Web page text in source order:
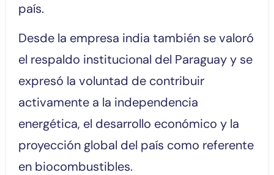
país.
Desde la empresa india también se valoró
el respaldo institucional del Paraguay y se
expresó la voluntad de contribuir
activamente a la independencia
energética, el desarrollo económico y la
proyección global del país como referente
en biocombustibles.